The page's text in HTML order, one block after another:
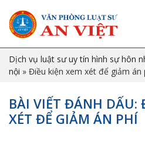
Dịch vụ luật sư uy tín hình sự hôn
nội » Điều kiện xem xét để giảm án
BÀI VIẾT ĐÁNH DẤU:
XÉT ĐỂ GIẢM ÁN PHÍ